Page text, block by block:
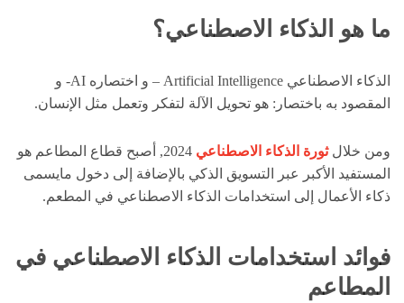
ما هو الذكاء الاصطناعي؟
الذكاء الاصطناعي Artificial Intelligence – و اختصاره AI- و
المقصود به باختصار: هو تحويل الآلة لتفكر وتعمل مثل الإنسان.
ومن خلالثورة الذكاء الاصطناعي
2024, أصبح قطاع المطاعم هو
المستفيد الأكبر عبر التسويق الذكي بالإضافة إلى دخول مايسمى
ذكاء الأعمال إلى استخدامات الذكاء الاصطناعي في المطعم.
فوائد استخدامات الذكاء الاصطناعي في
المطاعم